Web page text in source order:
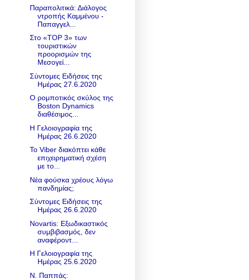
Παραπολιτικά: Διάλογος
ντροπής Καμμένου -
Παπαγγελ...
Στο «TOP 3» των
τουριστικών
προορισμών της
Μεσογεί...
Σύντομες Ειδήσεις της
Ημέρας 27.6.2020
Ο ρομποτικός σκύλος της
Boston Dynamics
διαθέσιμος...
Η Γελοιογραφία της
Ημέρας 26.6.2020
To Viber διακόπτει κάθε
επιχειρηματική σχέση
με το...
Νέα φούσκα χρέους λόγω
πανδημίας;
Σύντομες Ειδήσεις της
Ημέρας 26.6.2020
Novartis: Eξωδικαστικός
συμβιβασμός, δεν
αναφέροντ...
Η Γελοιογραφία της
Ημέρας 25.6.2020
Ν. Παππάς: